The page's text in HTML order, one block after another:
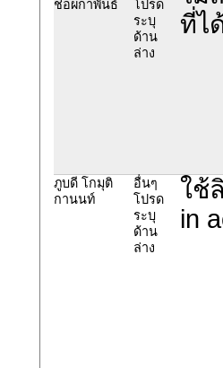
ช่อผกาพันธ์
โปรด
ระบุ
ด้าน
ล่าง
ที่ไ
ภูบดี โกมุติ
กานนท์
อื่นๆ
โปรด
ระบุ
ด้าน
ล่าง
ใช้
in